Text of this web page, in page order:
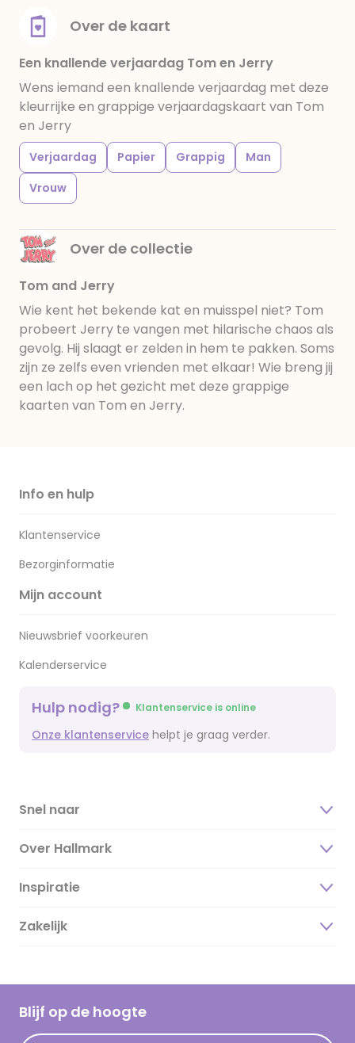
Over de kaart
Een knallende verjaardag Tom en Jerry
Wens iemand een knallende verjaardag met deze
kleurrijke en grappige verjaardagskaart van Tom
en Jerry
Verjaardag Papier Grappig
Man
Vrouw
Over de collectie
Tom and Jerry
Wie kent het bekende kat en muisspel niet? Tom
probeert Jerry te vangen met hilarische chaos als
gevolg. Hij slaagt er zelden in hem te pakken. Soms
zijn ze zelfs even vrienden met elkaar! Wie breng jij
een lach op het gezicht met deze grappige
kaarten van Tom en Jerry.
Info en hulp
Klantenservice
Bezorginformatie
Mijn account
Nieuwsbrief voorkeuren
Kalenderservice
Hulp nodig? Klantenservice is online
Onze klantenservice helpt je graag verder.
Snel naar
Over Hallmark
Over ons
Duurzaamheid
Hallmark Kaartclub
Acties
Inspiratie
Magazine
Cadeau inspiratie
Kaartinspiratie
Zakelijk
Blijf op de hoogte